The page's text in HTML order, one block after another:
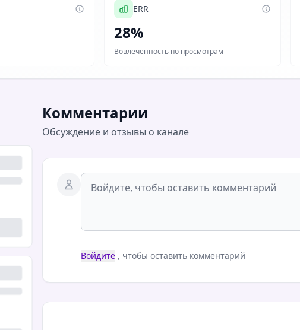
ERR
28%
Вовлеченность по просмотрам
Комментарии
Обсуждение и отзывы о канале
Войдите, чтобы оставить комментарий